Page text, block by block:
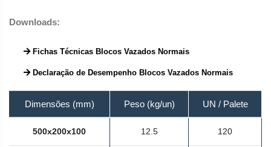
Downloads:
Fichas Técnicas Blocos Vazados Normais
Declaração de Desempenho Blocos Vazados Normais
Dimensões (mm) Peso (kg/un) UN / Palete
500x200x100 12.5 120